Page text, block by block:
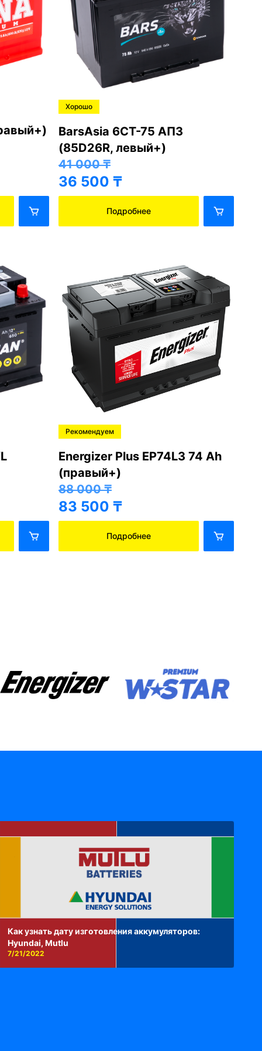
Хорошо
BarsAsia 6СТ-75 АПЗ
(85D26R, левый+)
41 000₸
36 500 ₸
Подробнее
Рекомендуем
Energizer Plus EP74L3 74 Ah
(правый+)
88 000₸
83 500 ₸
Подробнее
Как узнать дату изготовления аккумуляторов:
Hyundai, Mutlu
7/21/2022